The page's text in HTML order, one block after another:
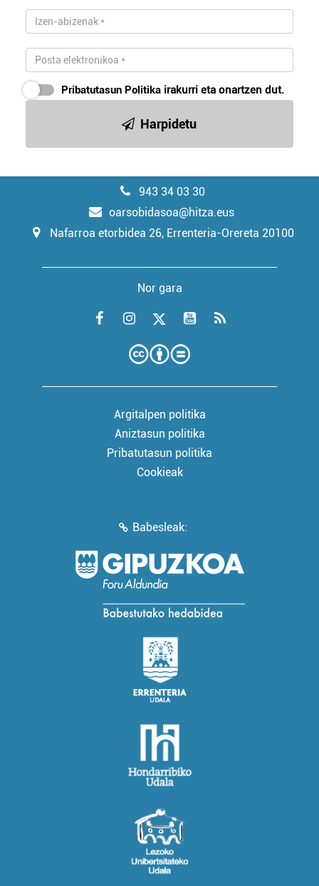
Pribatutasun Politika irakurri eta onartzen dut.
Harpidetu
943 34 03 30
oarsobidasoa@hitza.eus
Nafarroa etorbidea 26, Errenteria-Orereta 20100
Nor gara
Argitalpen politika
Aniztasun politika
Pribatutasun politika
Cookieak
Babesleak: